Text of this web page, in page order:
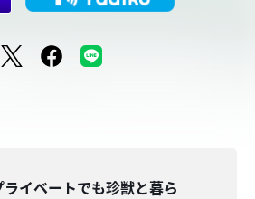
ライベートでも珍獣と暮ら